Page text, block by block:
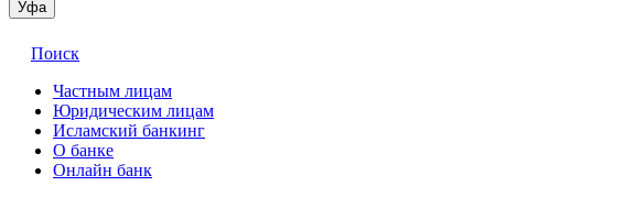
Уфа
Поиск
Частным лицам
Юридическим лицам
Исламский банкинг
О банке
Онлайн банк